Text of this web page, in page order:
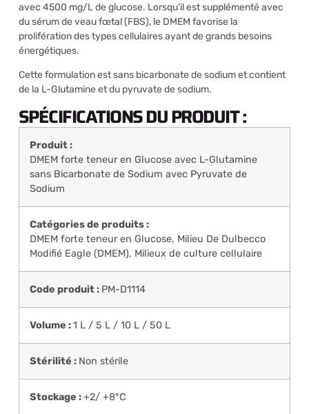
avec 4500 mg/L de glucose. Lorsqu’il est supplémenté avec
du sérum de veau fœtal (FBS), le DMEM favorise la
prolifération des types cellulaires ayant de grands besoins
énergétiques.
Cette formulation est sans bicarbonate de sodium et contient
de la L-Glutamine et du pyruvate de sodium.
SPÉCIFICATIONS DU PRODUIT :
Produit :
DMEM forte teneur en Glucose avec L-Glutamine
sans Bicarbonate de Sodium avec Pyruvate de
Sodium
Catégories de produits :
DMEM forte teneur en Glucose, Milieu De Dulbecco
Modifié Eagle (DMEM), Milieux de culture cellulaire
Code produit : PM-D1114
Volume :1 L / 5 L / 10 L / 50 L
Stérilité : Non stérile
Stockage :+2/ +8°C